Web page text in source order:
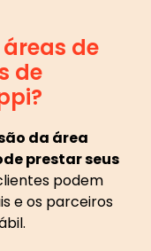
de
de
da área
prestar seus
podem
e os parceiros